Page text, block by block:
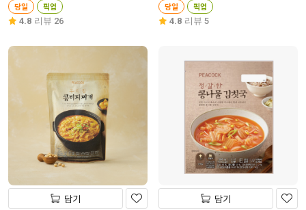
당일 픽업
4.8 리뷰 26
당일 픽업
4.8 리뷰 5
담기 담기